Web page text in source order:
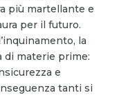
più martellante e
per il futuro.
la
di materie prime:
e
tanti si